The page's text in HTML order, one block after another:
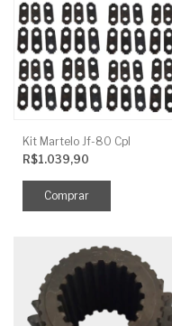
Kit Martelo Jf-80 Cpl
R$1.039,90